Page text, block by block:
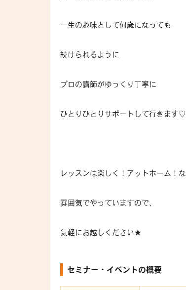
一生の趣味として何歳になっても
続けられるように
プロの講師がゆっくり丁寧に
ひとりひとりサポートして行きます♡
レッスンは楽しく！アットホーム！な
雰囲気でやっていますので、
気軽にお越しください★
セミナー・イベントの概要